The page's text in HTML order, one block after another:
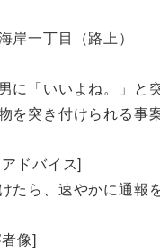
岸一丁目（路上）
に「いいよね。」と
を突き付けられる事
ドバイス]
たら、速やかに通報
像]